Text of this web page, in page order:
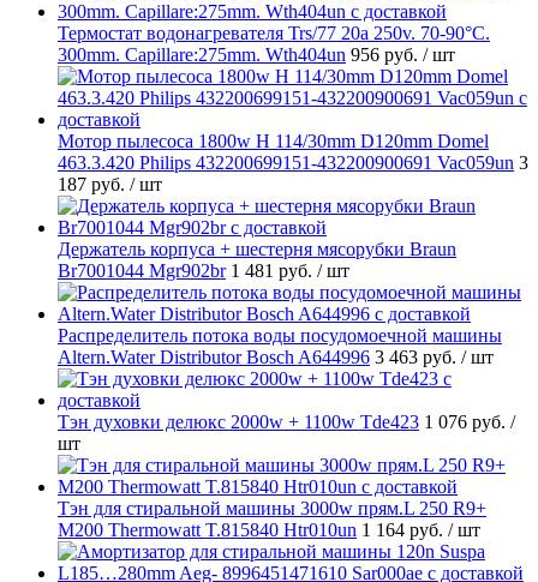
Термостат водонагревателя Trs/77 20a 250v. 70-90°C.
300mm. Capillare:275mm. Wth404un 956 руб. / шт
Мотор пылесоса 1800w H 114/30mm D120mm Domel
463.3.420 Philips 432200699151-432200900691 Vac059un 3
187 руб. / шт
Держатель корпуса + шестерня мясорубки Braun
Br7001044 Mgr902br 1 481 руб. / шт
Распределитель потока воды посудомоечной машины
Altern.Water Distributor Bosch A644996 3 463 руб. / шт
Тэн духовки делюкс 2000w + 1100w Tde423 1 076 руб. /
шт
Тэн для стиральной машины 3000w прям.L 250 R9+
M200 Thermowatt T.815840 Htr010un 1 164 руб. / шт